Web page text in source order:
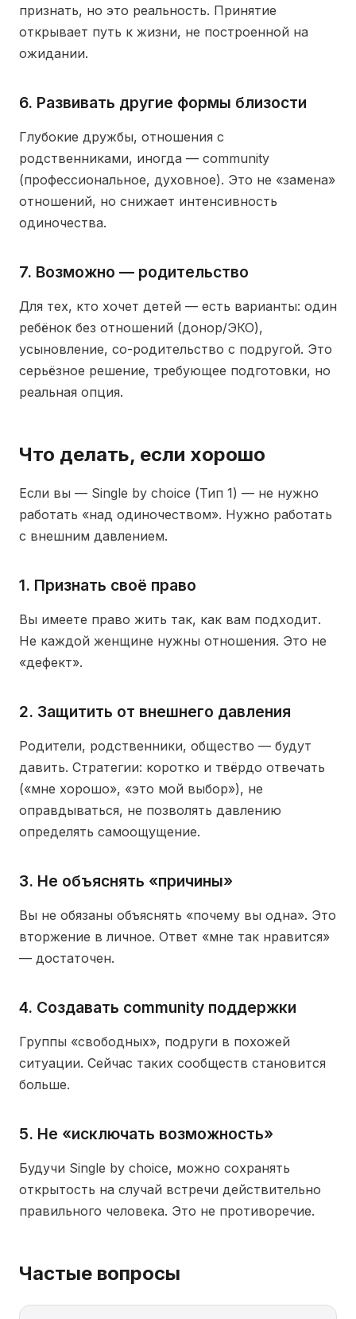
признать, но это реальность. Принятие
открывает путь к жизни, не построенной на
ожидании.
6. Развивать другие формы близости
Глубокие дружбы, отношения с
родственниками, иногда — community
(профессиональное, духовное). Это не «замена»
отношений, но снижает интенсивность
одиночества.
7. Возможно — родительство
Для тех, кто хочет детей — есть варианты: один
ребёнок без отношений (донор/ЭКО),
усыновление, со-родительство с подругой. Это
серьёзное решение, требующее подготовки, но
реальная опция.
Что делать, если хорошо
Если вы — Single by choice (Тип 1) — не нужно
работать «над одиночеством». Нужно работать
с внешним давлением.
1. Признать своё право
Вы имеете право жить так, как вам подходит.
Не каждой женщине нужны отношения. Это не
«дефект».
2. Защитить от внешнего давления
Родители, родственники, общество — будут
давить. Стратегии: коротко и твёрдо отвечать
(«мне хорошо», «это мой выбор»), не
оправдываться, не позволять давлению
определять самоощущение.
3. Не объяснять «причины»
Вы не обязаны объяснять «почему вы одна». Это
вторжение в личное. Ответ «мне так нравится»
— достаточен.
4. Создавать community поддержки
Группы «свободных», подруги в похожей
ситуации. Сейчас таких сообществ становится
больше.
5. Не «исключать возможность»
Будучи Single by choice, можно сохранять
открытость на случай встречи действительно
правильного человека. Это не противоречие.
Частые вопросы